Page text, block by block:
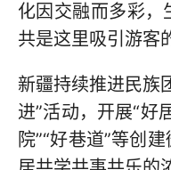
化因交融而多彩，
共是这里吸引游客
新疆持续推进民族
进”活动，开展“好
院”“好巷道”等创